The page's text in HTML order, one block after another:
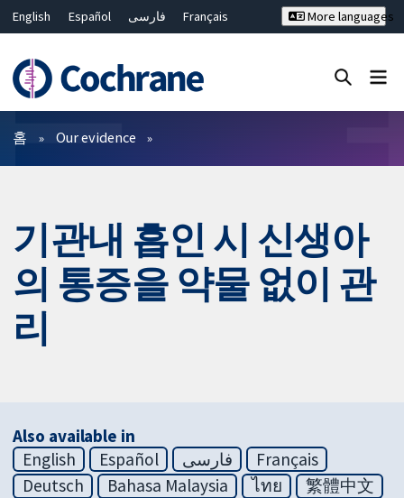
English Español فارسی
Français
Bahasa Malaysia
ไทย
繁體中文
简体中文
More languages
필터
홈 Our evidence
기관내 흡인 시 신생아
의 통증을 약물 없이 관
리
Also available in
English
Español فارسی
Français
Deutsch
Bahasa Malaysia ไทย
繁體中文